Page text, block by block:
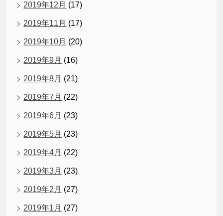
2019年12月 (17)
2019年11月 (17)
2019年10月 (20)
2019年9月 (16)
2019年8月 (21)
2019年7月 (22)
2019年6月 (23)
2019年5月 (23)
2019年4月 (22)
2019年3月 (23)
2019年2月 (27)
2019年1月 (27)